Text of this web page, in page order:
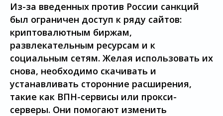
Из-за введенных против России санкций
был ограничен доступ к ряду сайтов:
криптовалютным биржам,
развлекательным ресурсам и к
социальным сетям. Желая использовать их
снова, необходимо скачивать и
устанавливать сторонние расширения,
такие как ВПН-сервисы или прокси-
серверы. Они помогают изменить